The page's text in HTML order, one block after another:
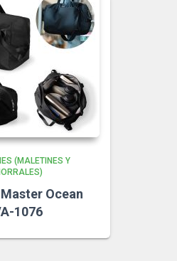
(MALETINES Y
Ocean
1076